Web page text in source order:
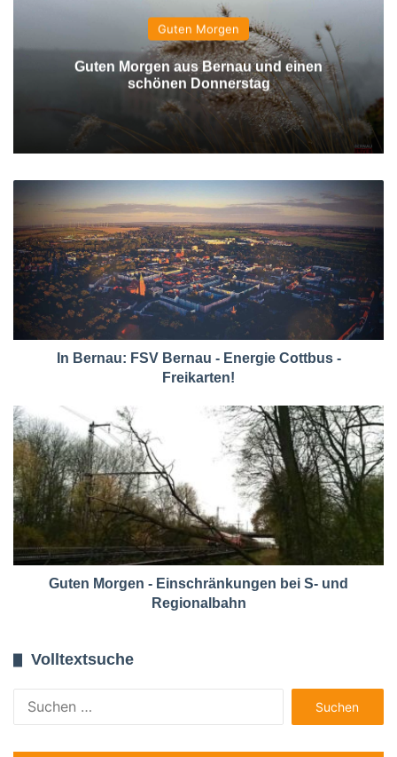
Guten Morgen
Guten Morgen aus Bernau und einen
schönen Donnerstag
In Bernau: FSV Bernau - Energie Cottbus -
Freikarten!
Guten Morgen - Einschränkungen bei S- und
Regionalbahn
Volltextsuche
nach: